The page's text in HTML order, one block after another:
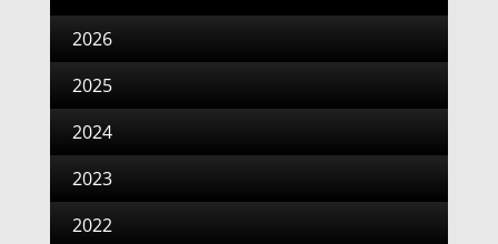
2026
2025
2024
2023
2022